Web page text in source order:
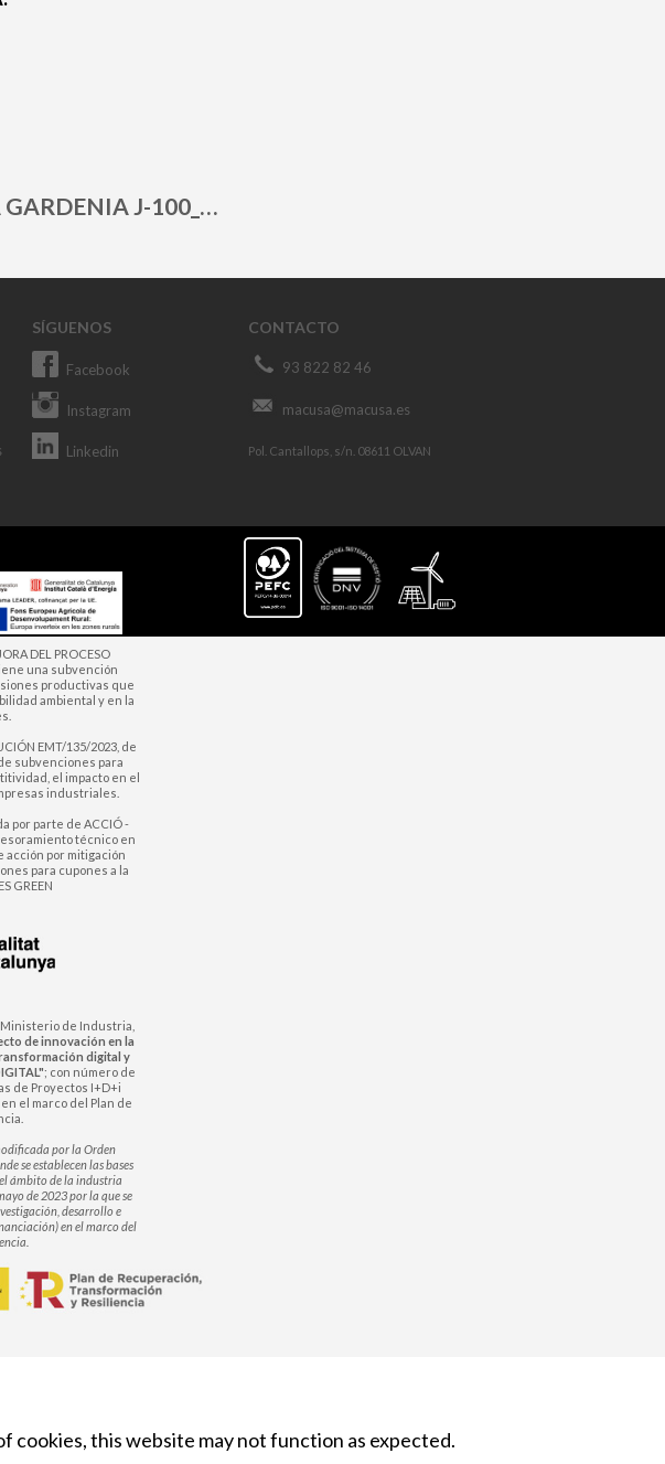
3103000_JARDINERA GARDENIA J-100_20150710
SÍGUENOS
Facebook
Instagram
Linkedin
CONTACTO
93 822 82 46
macusa@macusa.es
Pol. Cantallops, s/n. 08611 OLVAN
DEL PROCESO
tiene una subvención
productivas que
ambiental y en la
EMT/135/2023, de
subvenciones para
el impacto en el
industriales.
por parte de ACCIÓ -
técnico en
acción por mitigación
para cupones a la
GREEN
Ministerio de Industria,
de innovación en la
digital y
; con número de
de Proyectos I+D+i
el marco del Plan de
por la Orden
se establecen las bases
ámbito de la industria
de 2023 por la que se
desarrollo e
en el marco del
cookies, this website may not function as expected.